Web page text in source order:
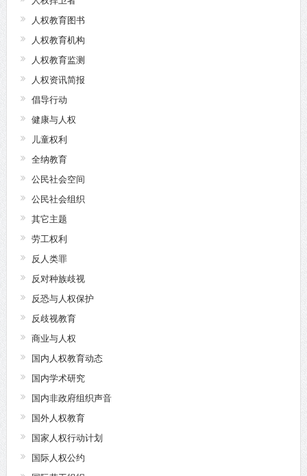
人权教育图书
人权教育机构
人权教育监测
人权资讯简报
倡导行动
健康与人权
儿童权利
全纳教育
公民社会空间
公民社会组织
其它主题
劳工权利
反人类罪
反对种族歧视
反恐与人权保护
反歧视教育
商业与人权
国内人权教育动态
国内学术研究
国内非政府组织声音
国外人权教育
国家人权行动计划
国际人权公约